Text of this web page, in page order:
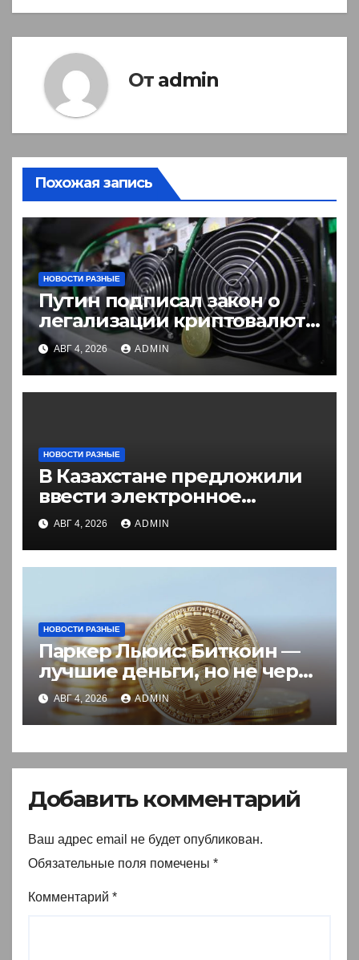
От admin
Похожая запись
НОВОСТИ РАЗНЫЕ
Путин подписал закон о
легализации криптовалют
в России. Что нужно знать
АВГ 4, 2026 ADMIN
НОВОСТИ РАЗНЫЕ
В Казахстане предложили
ввести электронное
разрешение на въезд для
иностранцев
АВГ 4, 2026 ADMIN
НОВОСТИ РАЗНЫЕ
Паркер Льюис: Биткоин —
лучшие деньги, но не через
акции
АВГ 4, 2026 ADMIN
Добавить комментарий
Ваш адрес email не будет опубликован.
Обязательные поля помечены *
Комментарий *